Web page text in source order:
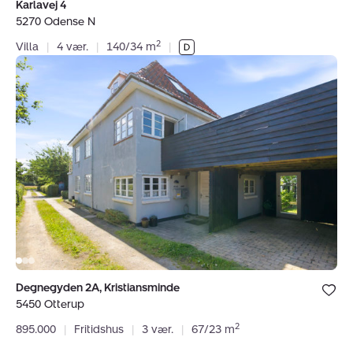
Karlavej 4
5270 Odense N
Villa
| 4 vær. | 140/34 m2 |
Fritidshus:
Degnegyden
2A,
Kristiansminde,
5450
Otterup
Bolig er
under dine
Degnegyden 2A, Kristiansminde
5450 Otterup
895.000
| Fritidshus | 3 vær. | 67/23 m2